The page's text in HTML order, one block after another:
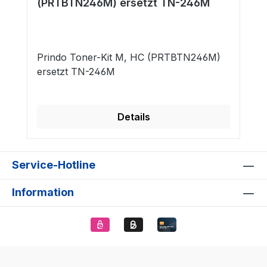
(PRTBTN246M) ersetzt TN-246M
Prindo Toner-Kit M, HC (PRTBTN246M)
ersetzt TN-246M
Details
Service-Hotline
Information